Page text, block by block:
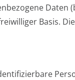
Daten
Basis.